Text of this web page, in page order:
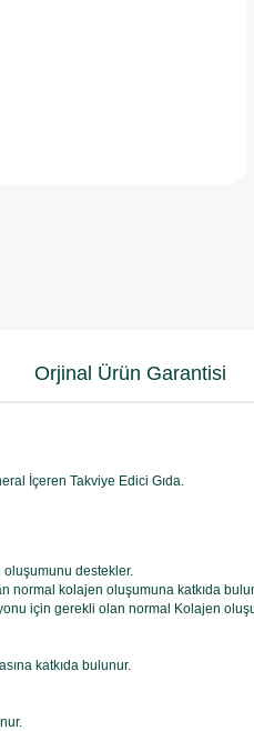
Orjinal Ürün Garantisi
İçeren Takviye Edici Gıda.
destekler.
normal kolajen oluşumuna katkıda
için gerekli olan normal Kolajen
katkıda bulunur.